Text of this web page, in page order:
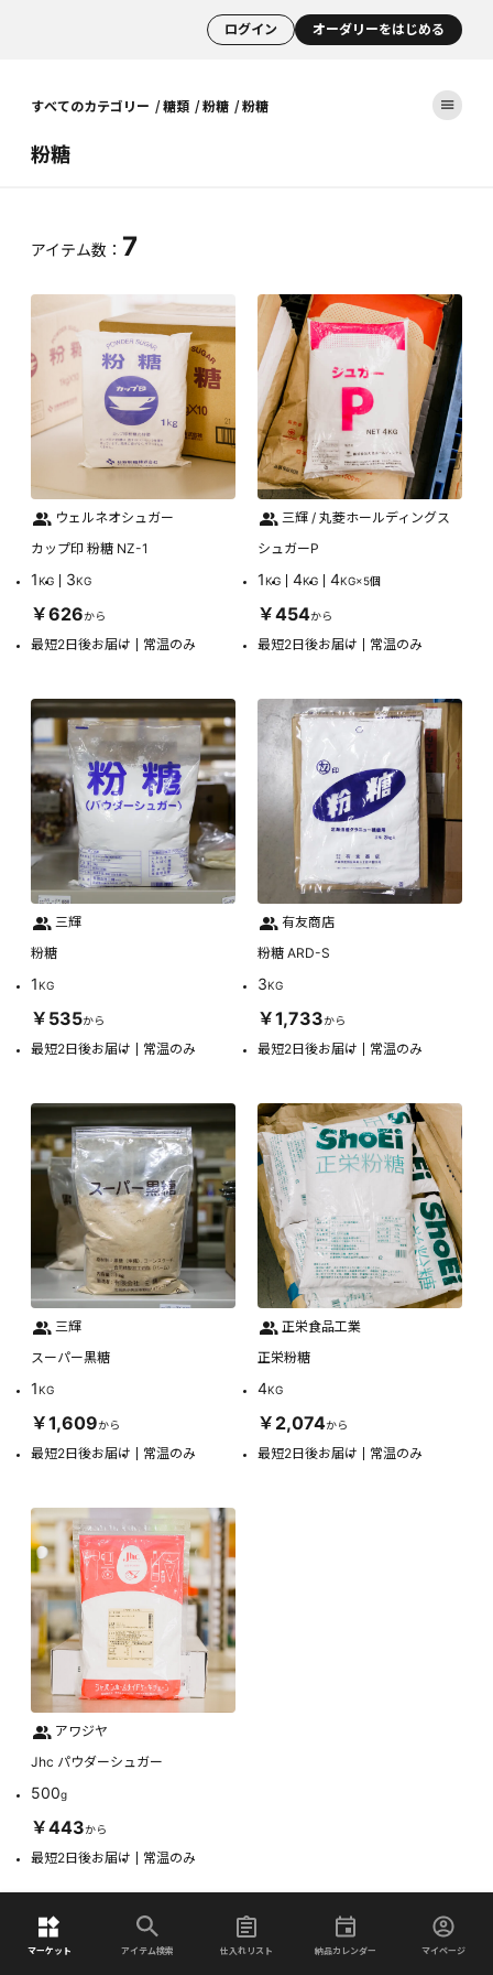
ログイン オーダリーをはじめる
マーケット アイテム検索 仕入れリスト 納品カレンダー マイページ
すべてのカテゴリー 糖類 粉糖 粉糖
粉糖
アイテム数： 7
ウェルネオシュガー
カップ印 粉糖 NZ-1
1KG 3KG
￥626から
最短2日後お届け 常温のみ
三輝 / 丸菱ホールディングス
シュガーP
1KG 4KG 4KG×5個
￥454から
最短2日後お届け 常温のみ
三輝
粉糖
1KG
￥535から
最短2日後お届け 常温のみ
有友商店
粉糖 ARD-S
3KG
￥1,733から
最短2日後お届け 常温のみ
三輝
スーパー黒糖
1KG
￥1,609から
最短2日後お届け 常温のみ
正栄食品工業
正栄粉糖
4KG
￥2,074から
最短2日後お届け 常温のみ
アワジヤ
Jhc パウダーシュガー
500g
￥443から
最短2日後お届け 常温のみ